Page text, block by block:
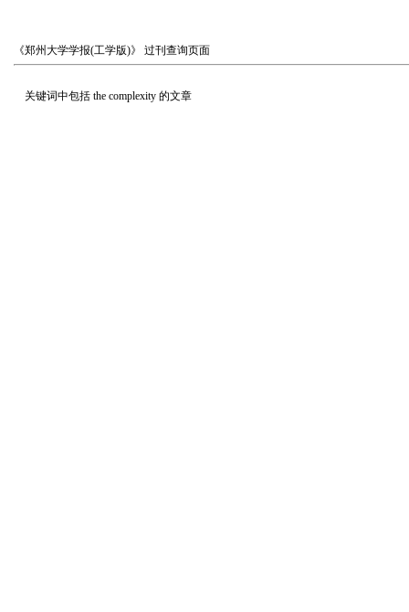
《郑州大学学报(工学版)》 过刊查询页面
关键词中包括 the complexity 的文章